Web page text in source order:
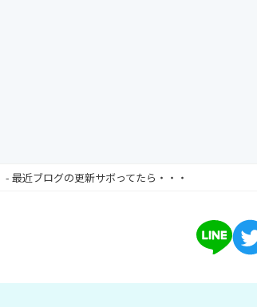
- 最近ブログの更新サボってたら・・・